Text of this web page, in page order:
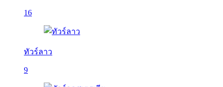
16
ทัวร์ลาว
9